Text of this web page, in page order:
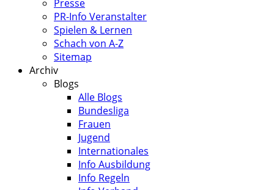
Presse
PR-Info Veranstalter
Spielen & Lernen
Schach von A-Z
Sitemap
Archiv
Blogs
Alle Blogs
Bundesliga
Frauen
Jugend
Internationales
Info Ausbildung
Info Regeln